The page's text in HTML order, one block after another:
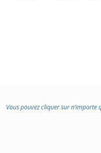
Vous pouvez cliquer sur